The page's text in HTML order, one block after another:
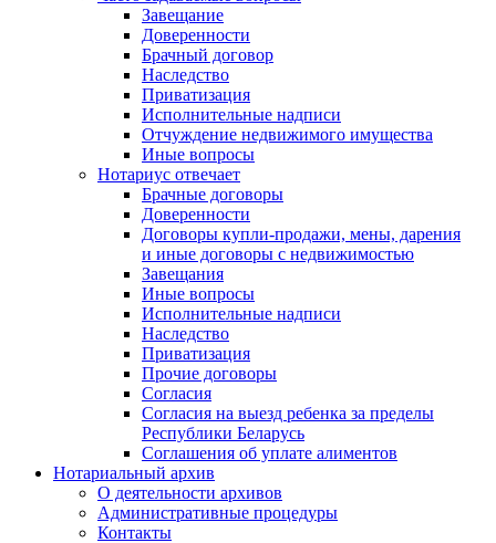
Завещание
Доверенности
Брачный договор
Наследство
Приватизация
Исполнительные надписи
Отчуждение недвижимого имущества
Иные вопросы
Нотариус отвечает
Брачные договоры
Доверенности
Договоры купли-продажи, мены, дарения
и иные договоры с недвижимостью
Завещания
Иные вопросы
Исполнительные надписи
Наследство
Приватизация
Прочие договоры
Согласия
Согласия на выезд ребенка за пределы
Республики Беларусь
Соглашения об уплате алиментов
Нотариальный архив
О деятельности архивов
Административные процедуры
Контакты